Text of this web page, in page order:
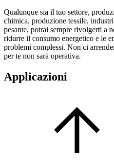
Qualunque sia il tuo settore,
chimica, produzione tessile,
pesante, potrai sempre rivolgerti a
ridurre il consumo energetico e le
problemi complessi. Non ci
per te non sarà operativa.
Applicazioni